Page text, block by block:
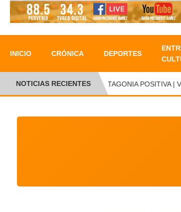
INICIO CRÓNICA DEPORTES
NOTICIAS RECIENTESPATAGONIA POSITIVA |